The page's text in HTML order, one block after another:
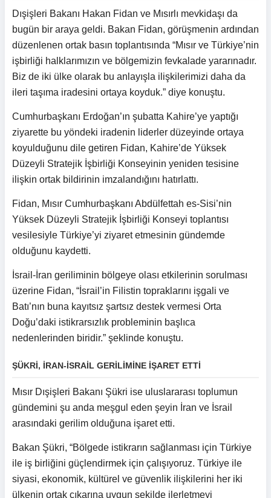
Dışişleri Bakanı Hakan Fidan ve Mısırlı mevkidaşı da
bugün bir araya geldi. Bakan Fidan, görüşmenin ardından
düzenlenen ortak basın toplantısında “Mısır ve Türkiye’nin
işbirliği halklarımızın ve bölgemizin fevkalade yararınadır.
Biz de iki ülke olarak bu anlayışla ilişkilerimizi daha da
ileri taşıma iradesini ortaya koyduk.” diye konuştu.
Cumhurbaşkanı Erdoğan’ın şubatta Kahire’ye yaptığı
ziyarette bu yöndeki iradenin liderler düzeyinde ortaya
koyulduğunu dile getiren Fidan, Kahire’de Yüksek
Düzeyli Stratejik İşbirliği Konseyinin yeniden tesisine
ilişkin ortak bildirinin imzalandığını hatırlattı.
Fidan, Mısır Cumhurbaşkanı Abdülfettah es-Sisi’nin
Yüksek Düzeyli Stratejik İşbirliği Konseyi toplantısı
vesilesiyle Türkiye’yi ziyaret etmesinin gündemde
olduğunu kaydetti.
İsrail-İran geriliminin bölgeye olası etkilerinin sorulması
üzerine Fidan, “İsrail’in Filistin topraklarını işgali ve
Batı’nın buna kayıtsız şartsız destek vermesi Orta
Doğu’daki istikrarsızlık probleminin başlıca
nedenlerinden biridir.” şeklinde konuştu.
ŞÜKRİ, İRAN-İSRAİL GERİLİMİNE İŞARET ETTİ
Mısır Dışişleri Bakanı Şükri ise uluslararası toplumun
gündemini şu anda meşgul eden şeyin İran ve İsrail
arasındaki gerilim olduğuna işaret etti.
Bakan Şükri, “Bölgede istikrarın sağlanması için Türkiye
ile iş birliğini güçlendirmek için çalışıyoruz. Türkiye ile
siyasi, ekonomik, kültürel ve güvenlik ilişkilerini her iki
ülkenin ortak çıkarına uygun şekilde ilerletmeyi